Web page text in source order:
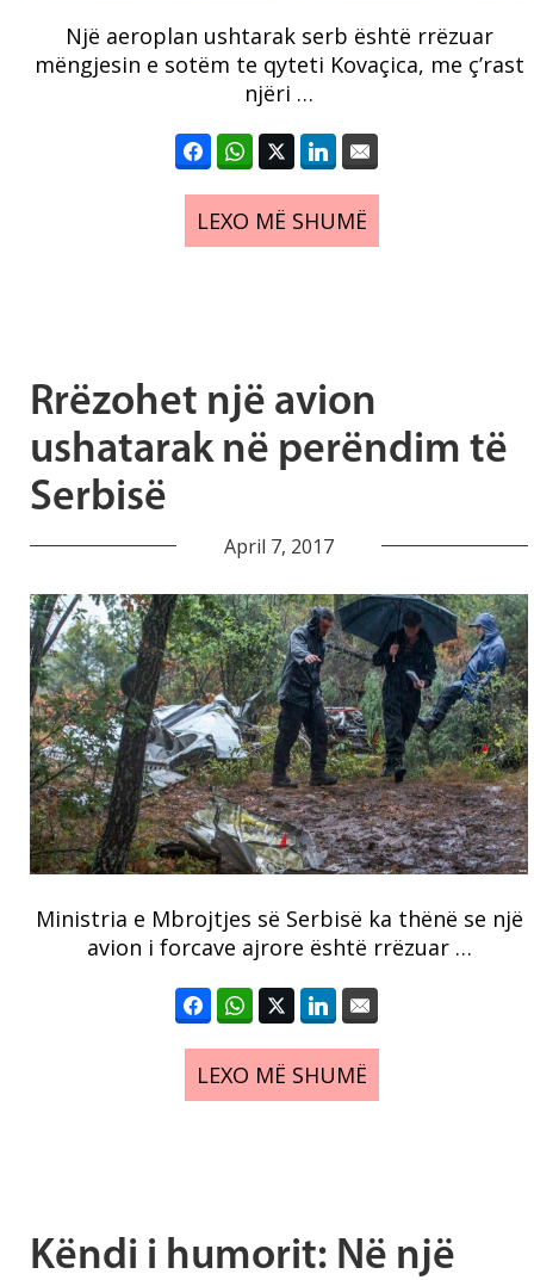
Një aeroplan ushtarak serb është rrëzuar
mëngjesin e sotëm te qyteti Kovaçica, me ç’rast
njëri …
LEXO MË SHUMË
Rrëzohet një avion
ushatarak në perëndim të
Serbisë
April 7, 2017
Ministria e Mbrojtjes së Serbisë ka thënë se një
avion i forcave ajrore është rrëzuar …
LEXO MË SHUMË
Këndi i humorit: Në një